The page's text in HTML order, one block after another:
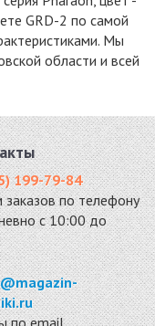
мрамор 298x298
5503 руб. / кв.м.
-20%
GLN-4
мрамор 298x298
GRD-2 по самой
Мы
области и всей
199-79-84
заказов по телефону
с 10:00 до
по email